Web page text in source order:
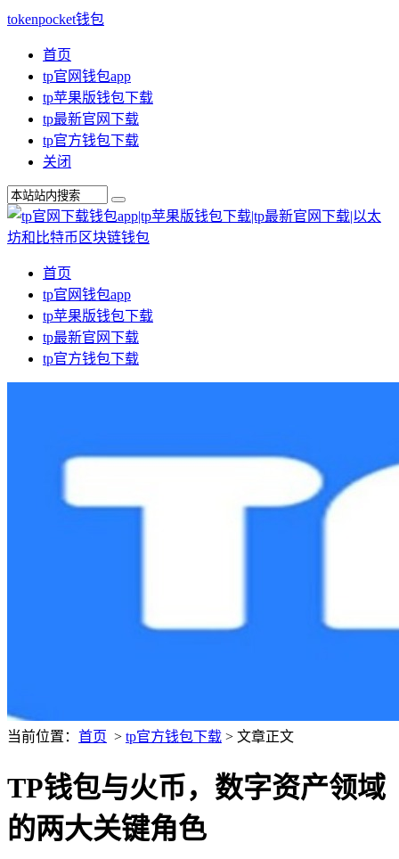
tokenpocket钱包
首页
tp官网钱包app
tp苹果版钱包下载
tp最新官网下载
tp官方钱包下载
关闭
首页
tp官网钱包app
tp苹果版钱包下载
tp最新官网下载
tp官方钱包下载
当前位置： 首页 > tp官方钱包下载 > 文章正文
TP钱包与火币，数字资产领域
的两大关键角色